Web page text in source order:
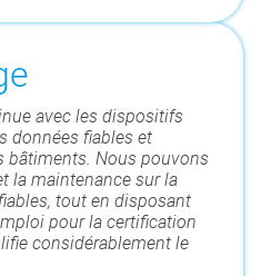
avec les dispositifs
données fiables et
bâtiments. Nous pouvons
la maintenance sur la
tout en disposant
pour la certification
considérablement le